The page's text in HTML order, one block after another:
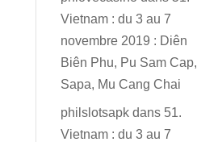
Vietnam : du 3 au 7
novembre 2019 : Diên
Biên Phu, Pu Sam Cap,
Sapa, Mu Cang Chai
philslotsapk dans 51.
Vietnam : du 3 au 7